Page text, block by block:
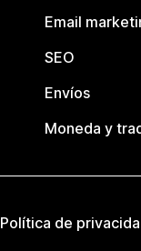
Email
SEO
Envíos
Moneda y
Política de